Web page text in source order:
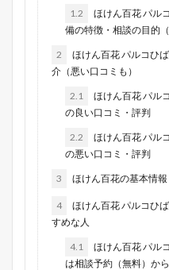
1.2
ほけん百花 パル
備の特徴・相談の目的
2
ほけん百花 パルコひ
介（悪い口コミも）
2.1
ほけん百花 パル
の良い口コミ・評判
2.2
ほけん百花 パル
の悪い口コミ・評判
3 ほけん百花の基本情報
4
ほけん百花 パルコひ
すめな人
4.1
ほけん百花 パル
は相談予約（無料）から